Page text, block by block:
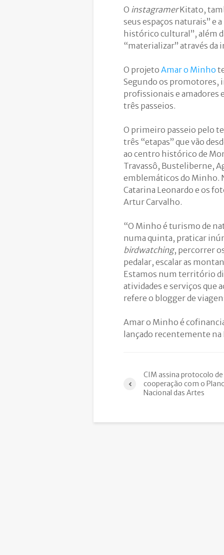
O instagramerKitato,
seus espaços naturais” e
histórico cultural”, além
“materializar” através da
O projeto Amar o Minho
Segundo os promotores,
profissionais e amadores
três passeios.
O primeiro passeio pelo
três “etapas” que vão
ao centro histórico de
Travassô, Busteliberne,
emblemáticos do Minho.
Catarina Leonardo e os
Artur Carvalho.
“O Minho é turismo de
numa quinta, praticar
birdwatching, percorrer
pedalar, escalar as
Estamos num território
atividades e serviços que
refere o blogger de
Amar o Minho é
lançado recentemente na
CIM assina protocolo de
cooperação com o
Nacional das Artes